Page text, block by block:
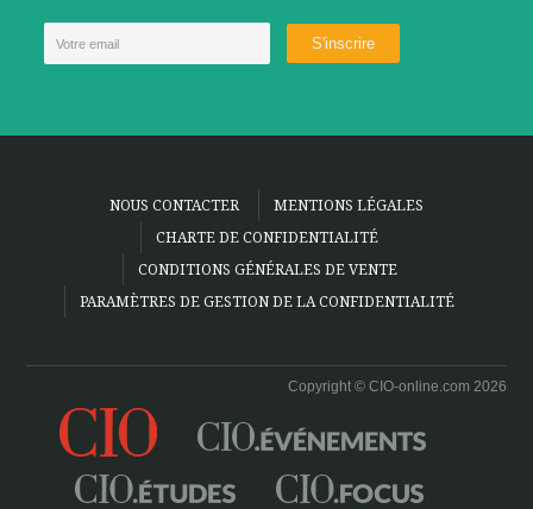
NOUS CONTACTER
MENTIONS LÉGALES
CHARTE DE CONFIDENTIALITÉ
CONDITIONS GÉNÉRALES DE VENTE
PARAMÈTRES DE GESTION DE LA CONFIDENTIALITÉ
Copyright © CIO-online.com 2026